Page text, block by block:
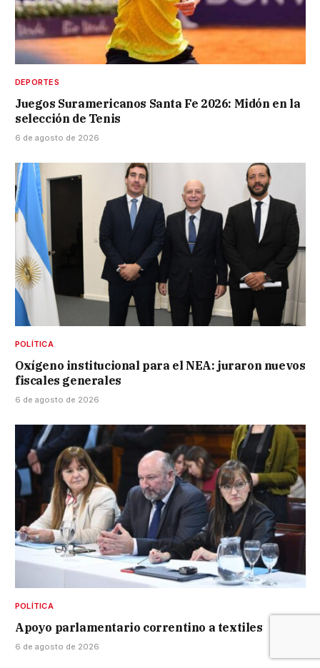
DEPORTES
Juegos Suramericanos Santa Fe 2026: Midón en la
selección de Tenis
6 de agosto de 2026
POLÍTICA
Oxígeno institucional para el NEA: juraron nuevos
fiscales generales
6 de agosto de 2026
POLÍTICA
Apoyo parlamentario correntino a textiles
6 de agosto de 2026